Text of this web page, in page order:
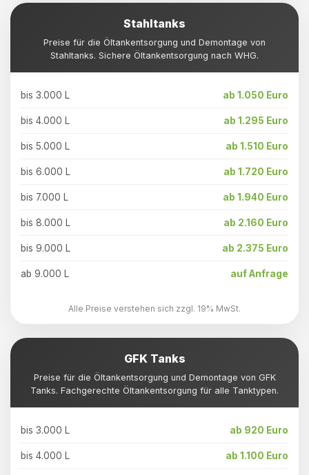
Stahltanks
Preise für die Öltankentsorgung und Demontage von
Stahltanks. Sichere Öltankentsorgung nach WHG.
bis 3.000 L ab 1.050 Euro
bis 4.000 L ab 1.295 Euro
bis 5.000 L ab 1.510 Euro
bis 6.000 L ab 1.720 Euro
bis 7.000 L ab 1.940 Euro
bis 8.000 L ab 2.160 Euro
bis 9.000 L ab 2.375 Euro
ab 9.000 L auf Anfrage
Alle Preise verstehen sich zzgl. 19% MwSt.
GFK Tanks
Preise für die Öltankentsorgung und Demontage von GFK
Tanks. Fachgerechte Öltankentsorgung für alle Tanktypen.
bis 3.000 L ab 920 Euro
bis 4.000 L ab 1.100 Euro